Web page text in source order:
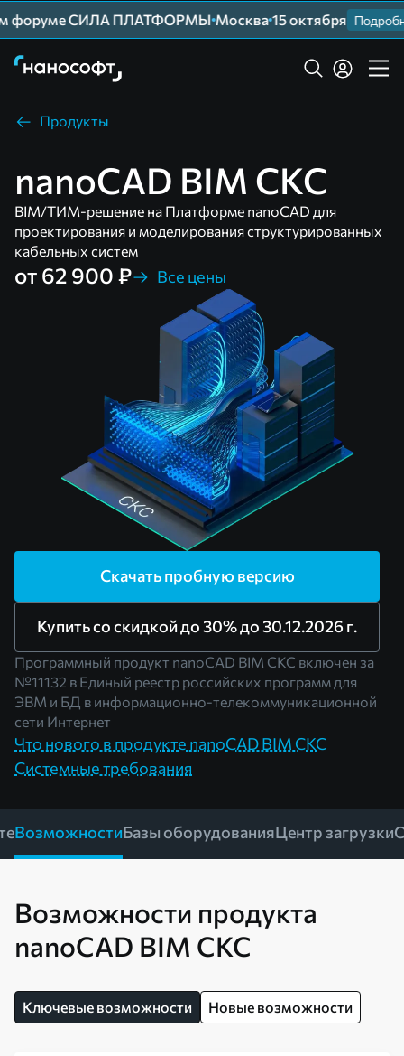
форуме СИЛА ПЛАТФОРМЫ Москва 15 октября Подробнее
Продукты
nanoCAD BIM СКС
BIM/ТИМ-решение на Платформе nanoCAD для
проектирования и моделирования структурированных
кабельных систем
от 62 900 ₽ Все цены
Скачать пробную версию
Купить со скидкой до 30% до 30.12.2026 г.
Программный продукт nanoCAD BIM СКС включен за
№11132 в Единый реестр российских программ для
ЭВМ и БД в информационно-телекоммуникационной
сети Интернет
Что нового в продукте nanoCAD BIM СКС
Системные требования
ВозможностиБазы оборудованияЦентр загрузки
Возможности продукта
nanoCAD BIM СКС
Ключевые возможности Новые возможности